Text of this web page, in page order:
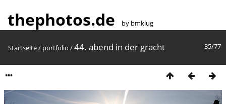
thephotos.de by bmklug
35/77
Startseite/ portfolio /44. abend in der gracht